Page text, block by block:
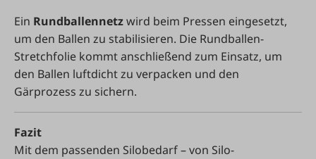
Ein Rundballennetzwird beim Pressen eingesetzt,
um den Ballen zu stabilisieren. Die Rundballen-
Stretchfolie kommt anschließend zum Einsatz, um
den Ballen luftdicht zu verpacken und den
Gärprozess zu sichern.
Fazit
Mit dem passenden Silobedarf – von Silo-